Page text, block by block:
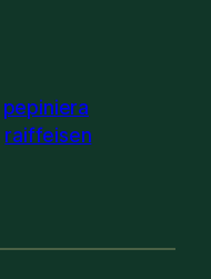
pepiniera
raiffeisen